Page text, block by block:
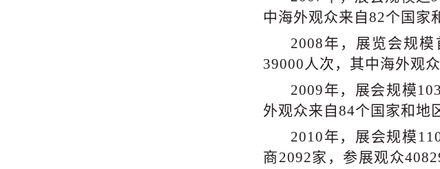
中海外观众来自82个国家
2008年，展览会规
39000人次，其中海外观众
2009年，展会规模
外观众来自84个国家和地
2010年，展会规模
商2092家 ， 参展观众